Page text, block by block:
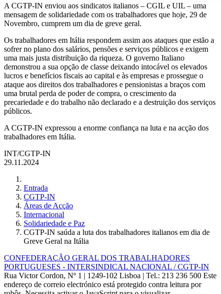
A CGTP-IN enviou aos sindicatos italianos – CGIL e UIL – uma
mensagem de solidariedade com os trabalhadores que hoje, 29 de
Novembro, cumprem um dia de greve geral.
Os trabalhadores em Itália respondem assim aos ataques que estão a
sofrer no plano dos salários, pensões e serviços públicos e exigem
uma mais justa distribuição da riqueza. O governo Italiano
demonstrou a sua opção de classe deixando intocável os elevados
lucros e benefícios fiscais ao capital e às empresas e prossegue o
ataque aos direitos dos trabalhadores e pensionistas a braços com
uma brutal perda de poder de compra, o crescimento da
precariedade e do trabalho não declarado e a destruição dos serviços
públicos.
A CGTP-IN expressou a enorme confiança na luta e na acção dos
trabalhadores em Itália.
INT/CGTP-IN
29.11.2024
Entrada
CGTP-IN
Áreas de Acção
Internacional
Solidariedade e Paz
CGTP-IN saúda a luta dos trabalhadores italianos em dia de
Greve Geral na Itália
CONFEDERAÇÃO GERAL DOS TRABALHADORES
PORTUGUESES - INTERSINDICAL NACIONAL / CGTP-IN
Rua Victor Cordon, Nº 1 | 1249-102 Lisboa | Tel.: 213 236 500 Este
endereço de correio electrónico está protegido contra leitura por